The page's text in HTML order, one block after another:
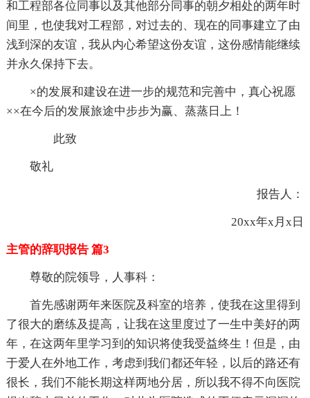
和工程部各位同事以及其他部分同事的朝夕相处的两年时
间里，也使我对工程部，对过去的、现在的同事建立了由
浅到深的友谊，我从内心希望这份友谊，这份感情能继续
并永久保持下去。
×的发展和建设在进一步的规范和完善中，真心祝愿
××在今后的发展旅途中步步为赢、蒸蒸日上！
此致
敬礼
报告人：
20xx年x月x日
主管的辞职报告 篇3
尊敬的院领导，人事科：
首先感谢两年来医院及科室的培养，使我在这里得到
了很大的磨练及提高，让我在这里度过了一生中美好的两
年，在这两年里学习到的知识将使我受益终生！但是，由
于爱人在外地工作，考虑到我们都还年轻，以后的路还有
很长，我们不能长期这样两地分居，所以我不得不向医院